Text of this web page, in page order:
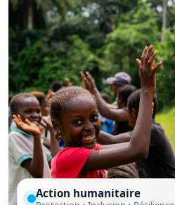
Action humanitaire